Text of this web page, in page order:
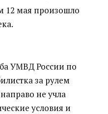
12 мая произошло
УМВДРоссии по
за рулем
не учла
условия и